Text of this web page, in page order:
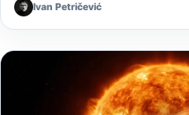
Ivan Petričević